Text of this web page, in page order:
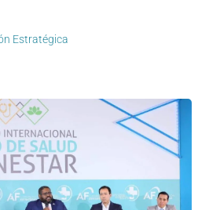
Estratégica